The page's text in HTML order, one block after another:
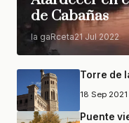
de Cabañas
la gaRceta21 Jul 2022
Torre de
18 Sep 2021
Puente